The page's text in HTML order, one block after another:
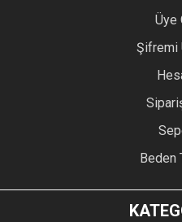
Üye
Şifremi
Beden